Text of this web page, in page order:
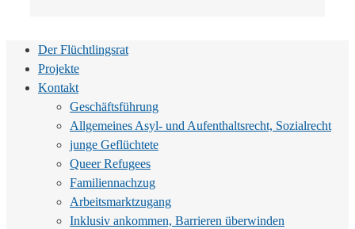
Der Flüchtlingsrat
Projekte
Kontakt
Geschäftsführung
Allgemeines Asyl- und Aufenthaltsrecht, Sozialrecht
junge Geflüchtete
Queer Refugees
Familiennachzug
Arbeitsmarktzugang
Inklusiv ankommen, Barrieren überwinden